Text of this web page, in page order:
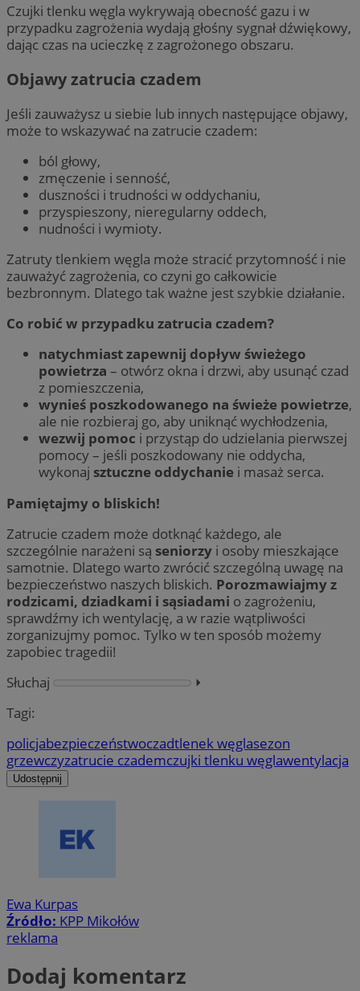
Czujki tlenku węgla wykrywają obecność gazu i w
przypadku zagrożenia wydają głośny sygnał dźwiękowy,
dając czas na ucieczkę z zagrożonego obszaru.
Objawy zatrucia czadem
Jeśli zauważysz u siebie lub innych następujące objawy,
może to wskazywać na zatrucie czadem:
ból głowy,
zmęczenie i senność,
duszności i trudności w oddychaniu,
przyspieszony, nieregularny oddech,
nudności i wymioty.
Zatruty tlenkiem węgla może stracić przytomność i nie
zauważyć zagrożenia, co czyni go całkowicie
bezbronnym. Dlatego tak ważne jest szybkie działanie.
Co robić w przypadku zatrucia czadem?
natychmiast zapewnij dopływ świeżego
powietrza – otwórz okna i drzwi, aby usunąć czad
z pomieszczenia,
wynieś poszkodowanego na świeże powietrze,
ale nie rozbieraj go, aby uniknąć wychłodzenia,
wezwij pomoc i przystąp do udzielania pierwszej
pomocy – jeśli poszkodowany nie oddycha,
wykonaj sztuczne oddychanie i masaż serca.
Pamiętajmy o bliskich!
Zatrucie czadem może dotknąć każdego, ale
szczególnie narażeni są seniorzy i osoby mieszkające
samotnie. Dlatego warto zwrócić szczególną uwagę na
bezpieczeństwo naszych bliskich. Porozmawiajmy z
rodzicami, dziadkami i sąsiadami o zagrożeniu,
sprawdźmy ich wentylację, a w razie wątpliwości
zorganizujmy pomoc. Tylko w ten sposób możemy
zapobiec tragedii!
Słuchaj
⏵︎
Tagi:
policjabezpieczeństwoczadtlenek węglasezon
grzewczyzatrucie czademczujki tlenku węglawentylacja
Udostępnij
Ewa Kurpas
Źródło: KPP Mikołów
reklama
Dodaj komentarz